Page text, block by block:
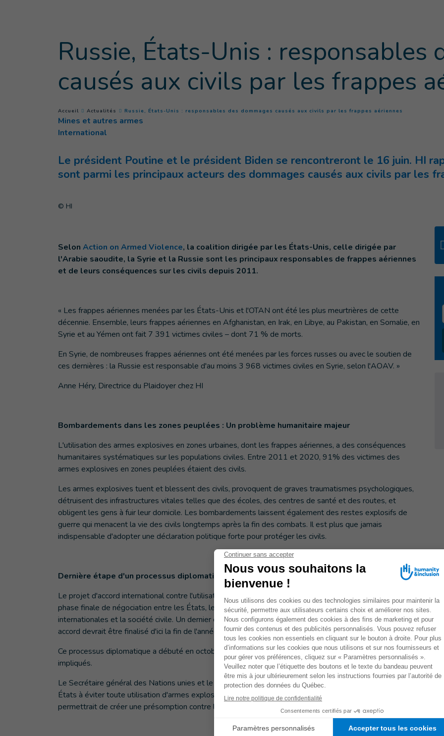
Russie, États-Unis : responsables
causés aux civils par les frappes
You are here :
Accueil Actualités Russie, États-Unis : responsables des dommages causés aux civils par les frappes aériennes
Mines et autres armes
International
Le président Poutine et le président Biden se rencontreront le 16 juin. HI
sont parmi les principaux acteurs des dommages causés aux civils par les
© HI
Selon Action on Armed Violence, la coalition dirigée par les États-Unis, celle dirigée par
l'Arabie saoudite, la Syrie et la Russie sont les principaux responsables de frappes aériennes
et de leurs conséquences sur les civils depuis 2011.
« Les frappes aériennes menées par les États-Unis et l'OTAN ont été les plus meurtrières de cette
décennie. Ensemble, leurs frappes aériennes en Afghanistan, en Irak, en Libye, au Pakistan, en Somalie, en
Syrie et au Yémen ont fait 7 391 victimes civiles – dont 71 % de morts.
En Syrie, de nombreuses frappes aériennes ont été menées par les forces russes ou avec le soutien de
ces dernières : la Russie est responsable d'au moins 3 968 victimes civiles en Syrie, selon l'AOAV. »
Anne Héry, Directrice du Plaidoyer chez HI
Bombardements dans les zones peuplées : Un problème humanitaire majeur
L'utilisation des armes explosives en zones urbaines, dont les frappes aériennes, a des conséquences
humanitaires systématiques sur les populations civiles. Entre 2011 et 2020, 91% des victimes des
armes explosives en zones peuplées étaient des civils.
Les armes explosives tuent et blessent des civils, provoquent de graves traumatismes psychologiques,
détruisent des infrastructures vitales telles que des écoles, des centres de santé et des routes, et
obligent les gens à fuir leur domicile. Les bombardements laissent également des restes explosifs de
guerre qui menacent la vie des civils longtemps après la fin des combats. Il est plus que jamais
indispensable d'adopter une déclaration politique forte pour protéger les civils.
Dernière étape d'un processus diplomatique
Le projet d'accord international contre l'utilisation des armes explosives en zones peuplées en est à sa
phase finale de négociation entre les États, les agences des Nations unies, les organisations
internationales et la société civile. Un dernier cycle de négociations aura lieu à l'automne prochain. Cet
accord devrait être finalisé d'ici la fin de l'année 2021.
Ce processus diplomatique a débuté en octobre 2019. Jusqu'à présent, plus de 70 États ont été
impliqués.
Le Secrétaire général des Nations unies et le Comité international de la Croix-Rouge, ont appelé les
États à éviter toute utilisation d'armes explosives à large rayon d’impact en zones peuplées. Cela
permettrait de créer une présomption contre l'utilisation d'armes explosives lourdes.